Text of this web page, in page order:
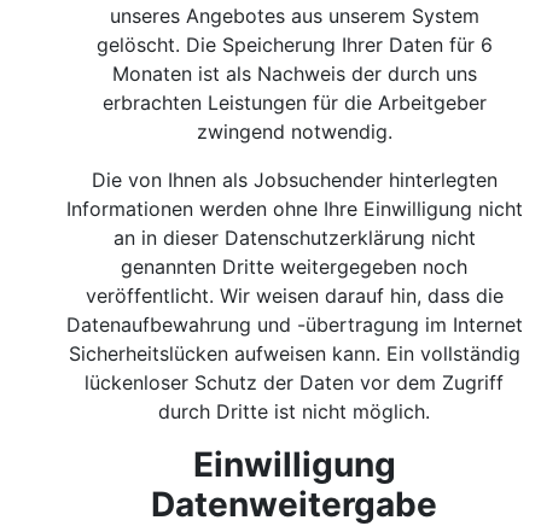
unseres Angebotes aus unserem System
gelöscht. Die Speicherung Ihrer Daten für 6
Monaten ist als Nachweis der durch uns
erbrachten Leistungen für die Arbeitgeber
zwingend notwendig.
Die von Ihnen als Jobsuchender hinterlegten
Informationen werden ohne Ihre Einwilligung nicht
an in dieser Datenschutzerklärung nicht
genannten Dritte weitergegeben noch
veröffentlicht. Wir weisen darauf hin, dass die
Datenaufbewahrung und -übertragung im Internet
Sicherheitslücken aufweisen kann. Ein vollständig
lückenloser Schutz der Daten vor dem Zugriff
durch Dritte ist nicht möglich.
Einwilligung
Datenweitergabe